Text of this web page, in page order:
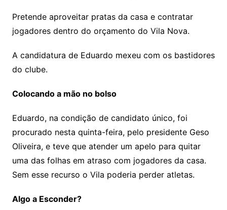
Pretende aproveitar pratas da casa e contratar
jogadores dentro do orçamento do Vila Nova.
A candidatura de Eduardo mexeu com os bastidores
do clube.
Colocando a mão no bolso
Eduardo, na condição de candidato único, foi
procurado nesta quinta-feira, pelo presidente Geso
Oliveira, e teve que atender um apelo para quitar
uma das folhas em atraso com jogadores da casa.
Sem esse recurso o Vila poderia perder atletas.
Algo a Esconder?